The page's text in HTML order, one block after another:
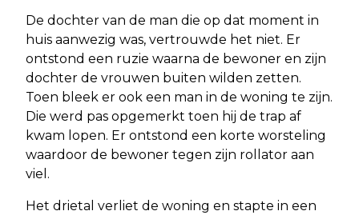
De dochter van de man die op dat moment in
huis aanwezig was, vertrouwde het niet. Er
ontstond een ruzie waarna de bewoner en zijn
dochter de vrouwen buiten wilden zetten.
Toen bleek er ook een man in de woning te zijn.
Die werd pas opgemerkt toen hij de trap af
kwam lopen. Er ontstond een korte worsteling
waardoor de bewoner tegen zijn rollator aan
viel.
Het drietal verliet de woning en stapte in een